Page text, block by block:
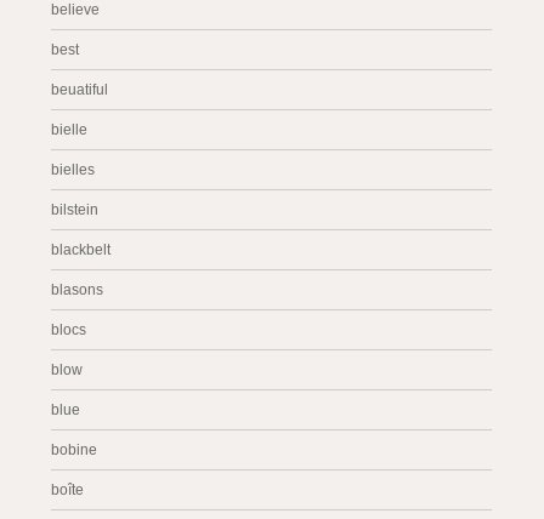
believe
best
beuatiful
bielle
bielles
bilstein
blackbelt
blasons
blocs
blow
blue
bobine
boîte